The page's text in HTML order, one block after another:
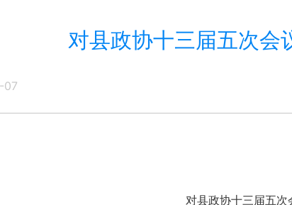
对县政协十三届五次会
07
对县政协十三届五